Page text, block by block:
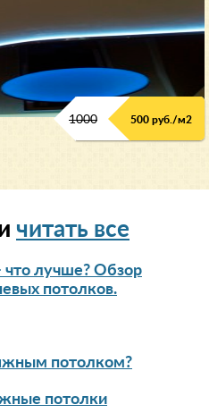
1000 500 руб./м2
читать все
что лучше? Обзор
потолков.
потолком?
потолки